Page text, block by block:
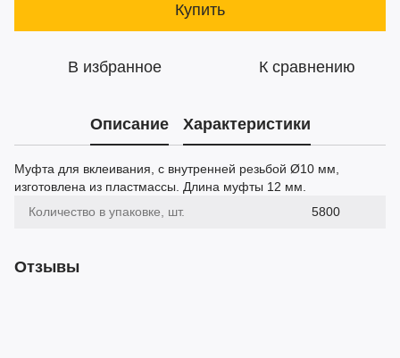
Купить
В избранное К сравнению
Описание Характеристики
Муфта для вклеивания, с внутренней резьбой Ø10 мм,
изготовлена из пластмассы. Длина муфты 12 мм.
Количество в упаковке, шт.
5800
Отзывы